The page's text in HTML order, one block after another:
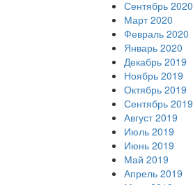
Сентябрь 2020
Март 2020
Февраль 2020
Январь 2020
Декабрь 2019
Ноябрь 2019
Октябрь 2019
Сентябрь 2019
Август 2019
Июль 2019
Июнь 2019
Май 2019
Апрель 2019